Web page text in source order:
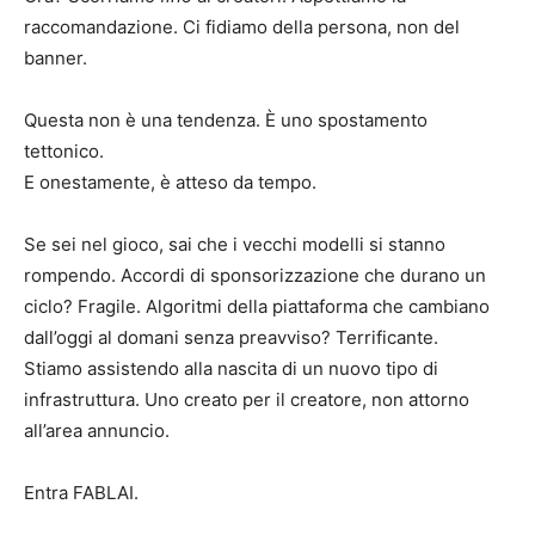
raccomandazione. Ci fidiamo della persona, non del
banner.
Questa non è una tendenza. È uno spostamento
tettonico.
E onestamente, è atteso da tempo.
Se sei nel gioco, sai che i vecchi modelli si stanno
rompendo. Accordi di sponsorizzazione che durano un
ciclo? Fragile. Algoritmi della piattaforma che cambiano
dall’oggi al domani senza preavviso? Terrificante.
Stiamo assistendo alla nascita di un nuovo tipo di
infrastruttura. Uno creato per il creatore, non attorno
all’area annuncio.
Entra FABLAI.